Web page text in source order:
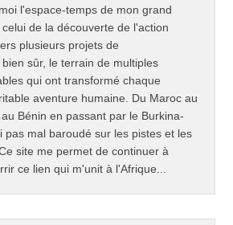
l'espace-temps de mon grand
de la découverte de l'action
plusieurs projets de
sûr, le terrain de multiples
qui ont transformé chaque
aventure humaine. Du Maroc au
Bénin en passant par le Burkina-
pas mal baroudé sur les pistes et les
site me permet de continuer à
ce lien qui m'unit à l'Afrique...